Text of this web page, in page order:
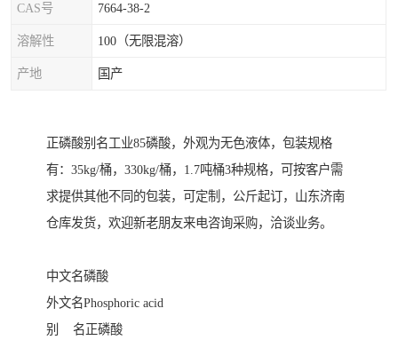
CAS号 7664-38-2
溶解性 100（无限混溶）
产地 国产
正磷酸别名工业85磷酸，外观为无色液体，包装规格
有：35kg/桶，330kg/桶，1.7吨桶3种规格，可按客户需
求提供其他不同的包装，可定制，公斤起订，山东济南
仓库发货，欢迎新老朋友来电咨询采购，洽谈业务。
中文名磷酸
外文名Phosphoric acid
别 名正磷酸